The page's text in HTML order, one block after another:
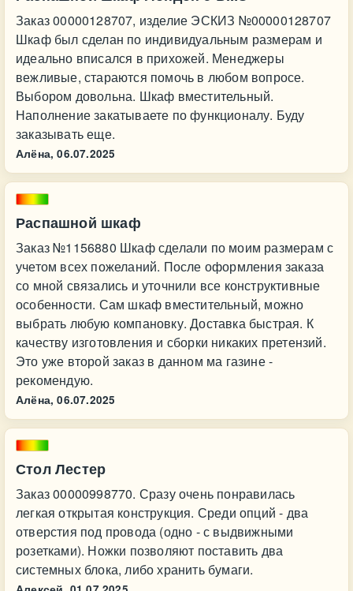
Заказ 00000128707, изделие ЭСКИЗ №00000128707
Шкаф был сделан по индивидуальным размерам и
идеально вписался в прихожей. Менеджеры
вежливые, стараются помочь в любом вопросе.
Выбором довольна. Шкаф вместительный.
Наполнение закатываете по функционалу. Буду
заказывать еще.
Алёна, 06.07.2025
Распашной шкаф
Заказ №1156880 Шкаф сделали по моим размерам с
учетом всех пожеланий. После оформления заказа
со мной связались и уточнили все конструктивные
особенности. Сам шкаф вместительный, можно
выбрать любую компановку. Доставка быстрая. К
качеству изготовления и сборки никаких претензий.
Это уже второй заказ в данном ма газине -
рекомендую.
Алёна, 06.07.2025
Стол Лестер
Заказ 00000998770. Сразу очень понравилась
легкая открытая конструкция. Среди опций - два
отверстия под провода (одно - с выдвижными
розетками). Ножки позволяют поставить два
системных блока, либо хранить бумаги.